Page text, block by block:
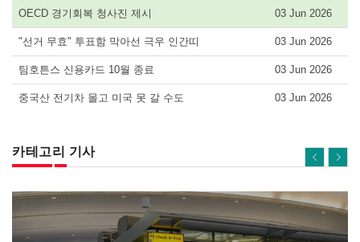
OECD 경기회복 청사진 제시 03 Jun 2026
"선거 무효" 투표함 막아선 극우 인간띠 03 Jun 2026
팀호튼스 신용카드 10월 종료 03 Jun 2026
중국산 전기차 몰고 미국 못 갈 수도 03 Jun 2026
카테고리 기사